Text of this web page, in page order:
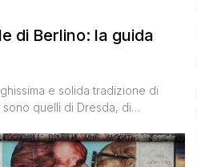
di Berlino: la guida
e solida tradizione di
sono quelli di Dresda, di
riesce ad avvolgere
qualche giorno in